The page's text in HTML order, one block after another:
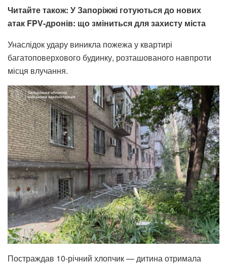
Читайте також: У Запоріжжі готуються до нових
атак FPV-дронів: що зміниться для захисту міста
Унаслідок удару виникла пожежа у квартирі
багатоповерхового будинку, розташованого навпроти
місця влучання.
Постраждав 10-річний хлопчик — дитина отримала